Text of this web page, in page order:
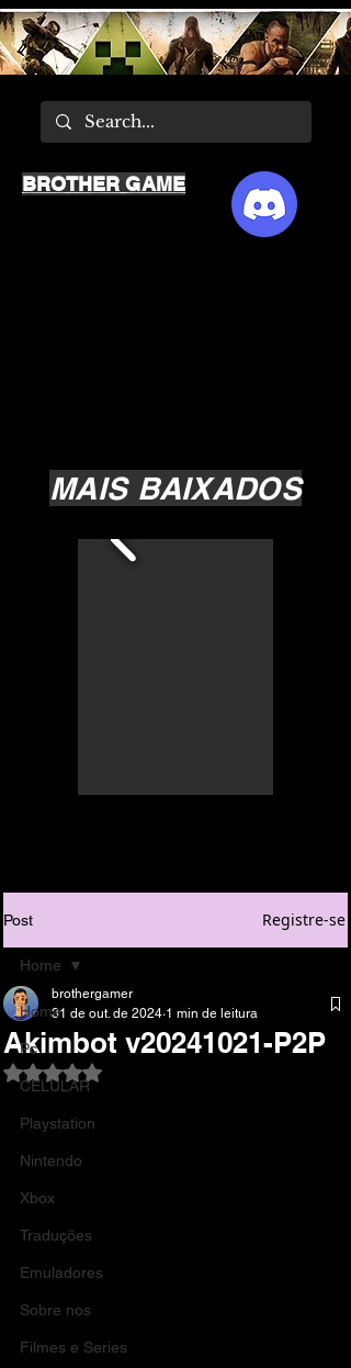
MAIS BAIXADOS
BROTHER GAME
Post Registre-se
Home
Pc
CELULAR
Playstation
Nintendo
Xbox
Traduções
Emuladores
Sobre nos
Filmes e Series
Home
Akimbot v20241021-P2P
brothergamer
31 de out. de 2024 1 min de leitura
Avaliado com NaN de 5 estrelas.